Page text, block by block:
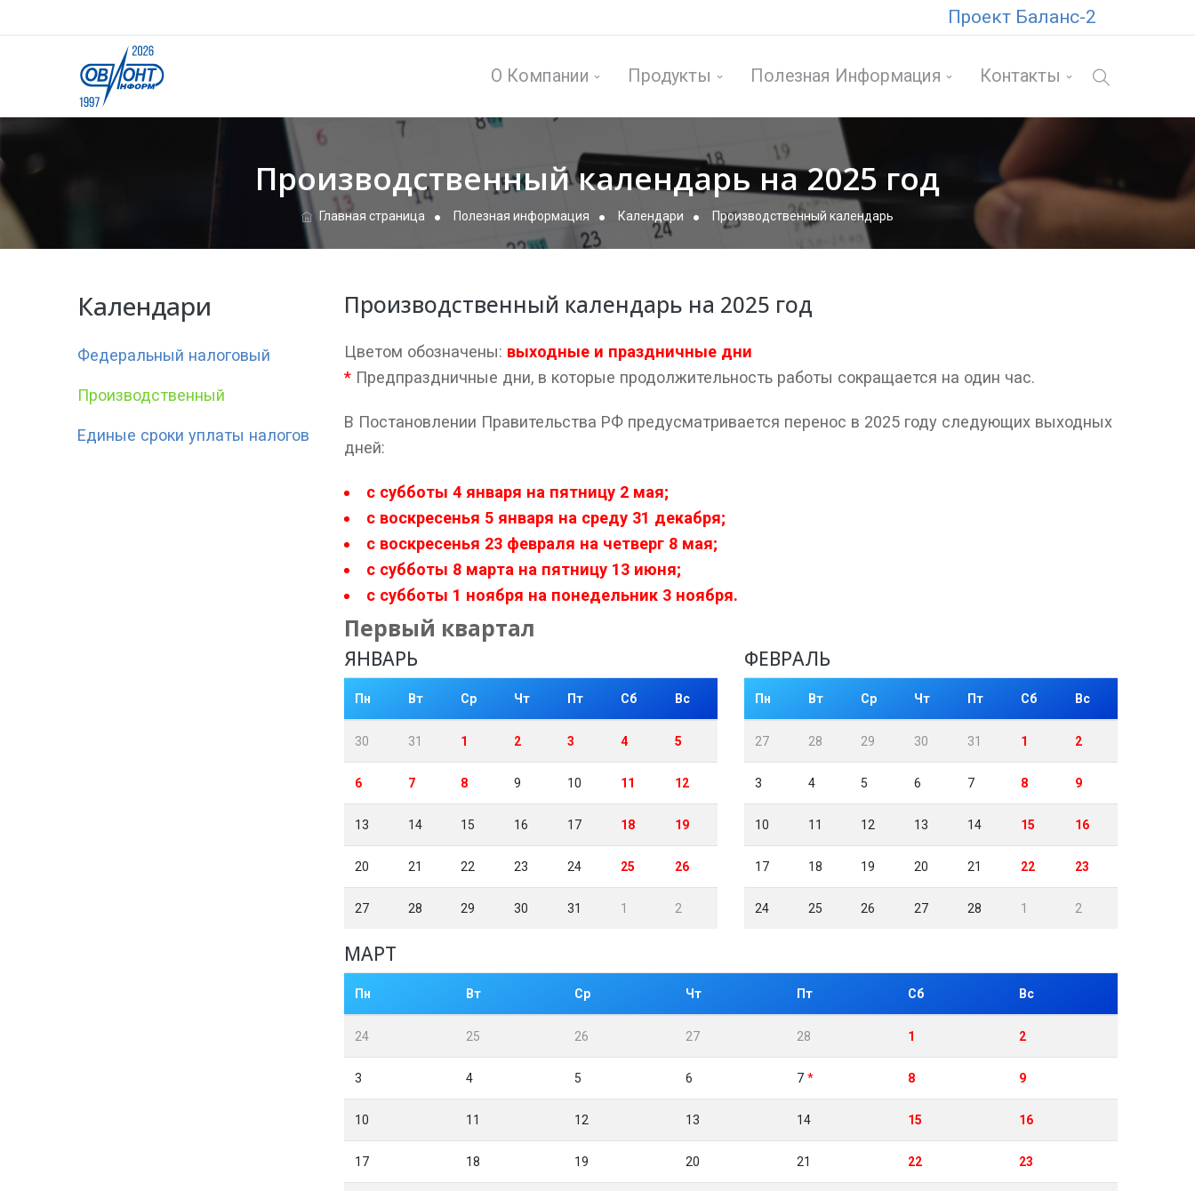
Проект Баланс-2
О Компании Продукты Полезная Информация Контакты
Производственный календарь на 2025 год
Главная страница Полезная информация Календари Производственный календарь
Календари
Федеральный налоговый
Производственный
Единые сроки уплаты налогов
Производственный календарь на 2025 год
Цветом обозначены: выходные и праздничные дни
* Предпраздничные дни, в которые продолжительность работы сокращается на один час.
В Постановлении Правительства РФ предусматривается перенос в 2025 году следующих выходных
дней:
с субботы 4 января на пятницу 2 мая;
с воскресенья 5 января на среду 31 декабря;
с воскресенья 23 февраля на четверг 8 мая;
с субботы 8 марта на пятницу 13 июня;
с субботы 1 ноября на понедельник 3 ноября.
Первый квартал
ЯНВАРЬ
Пн Вт Ср Чт Пт Сб Вс
30 31 1 2 3 4 5
6 7 8 9 10 11 12
13 14 15 16 17 18 19
20 21 22 23 24 25 26
27 28 29 30 31 1 2
ФЕВРАЛЬ
Пн Вт Ср Чт Пт Сб Вс
27 28 29 30 31 1 2
3 4 5 6 7 8 9
10 11 12 13 14 15 16
17 18 19 20 21 22 23
24 25 26 27 28 1 2
МАРТ
Пн Вт Ср Чт Пт Сб Вс
24 25 26 27 28 1 2
3 4 5 6 7 8 9
10 11 12 13 14 15 16
17 18 19 20 21 22 23